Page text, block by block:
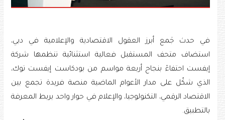
في حدث جَمع أبرز العقول الاقتصادية والإعلامية في دبي،
استضاف متحف المستقبل فعالية استثنائية تنظمها شركة
إيفست احتفاءً بنجاح أربعة مواسم من بودكاست إيفست توك،
الذي شكّل على مدار الأعوام الماضية منصة فريدة تجمع بين
الاقتصاد الرقمي، التكنولوجيا، والإعلام في حوار واحد يربط المعرفة
بالتطبيق.